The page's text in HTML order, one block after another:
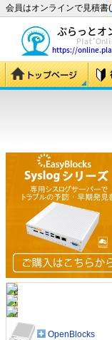
会員はオンラインで見積書(
OpenBlocks